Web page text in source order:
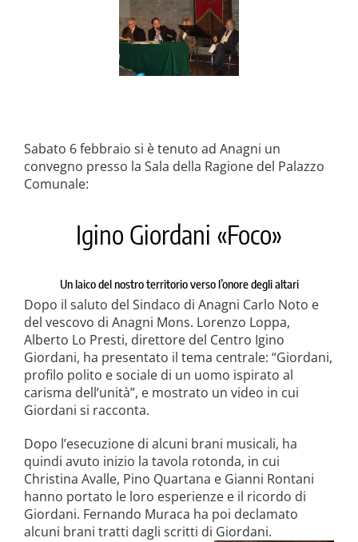
Sabato 6 febbraio si è tenuto ad Anagni un
convegno presso la Sala della Ragione del Palazzo
Comunale:
Igino Giordani «Foco»
Un laico del nostro territorio verso l’onore degli altari
Dopo il saluto del Sindaco di Anagni Carlo Noto e
del vescovo di Anagni Mons. Lorenzo Loppa,
Alberto Lo Presti, direttore del Centro Igino
Giordani, ha presentato il tema centrale: “Giordani,
profilo polito e sociale di un uomo ispirato al
carisma dell’unità”, e mostrato un video in cui
Giordani si racconta.
Dopo l’esecuzione di alcuni brani musicali, ha
quindi avuto inizio la tavola rotonda, in cui
Christina Avalle, Pino Quartana e Gianni Rontani
hanno portato le loro esperienze e il ricordo di
Giordani. Fernando Muraca ha poi declamato
alcuni brani tratti dagli scritti di Giordani.